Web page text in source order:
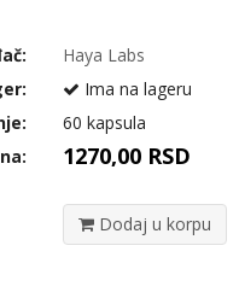
Haya Labs
Ima na lageru
60 kapsula
1270,00 RSD
Dodaj u korpu